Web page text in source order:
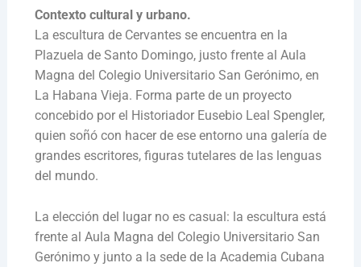
Contexto cultural y urbano.
La escultura de Cervantes se encuentra en la
Plazuela de Santo Domingo, justo frente al Aula
Magna del Colegio Universitario San Gerónimo, en
La Habana Vieja. Forma parte de un proyecto
concebido por el Historiador Eusebio Leal Spengler,
quien soñó con hacer de ese entorno una galería de
grandes escritores, figuras tutelares de las lenguas
del mundo.
La elección del lugar no es casual: la escultura está
frente al Aula Magna del Colegio Universitario San
Gerónimo y junto a la sede de la Academia Cubana